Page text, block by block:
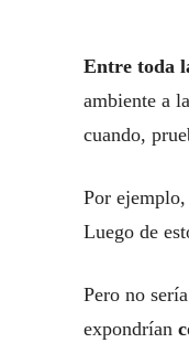
Entre toda
ambiente a
cuando,
Por
Luego de
Pero no
expondrían